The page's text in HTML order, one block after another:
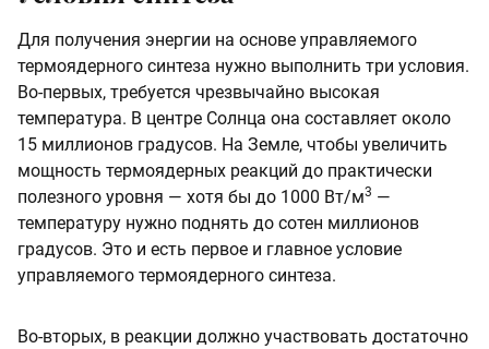
Для получения энергии на основе управляемого
термоядерного синтеза нужно выполнить три условия.
Во-первых, требуется чрезвычайно высокая
температура. В центре Солнца она составляет около
15 миллионов градусов. На Земле, чтобы увеличить
мощность термоядерных реакций до практически
полезного уровня — хотя бы до 1000 Вт/м3 —
температуру нужно поднять до сотен миллионов
градусов. Это и есть первое и главное условие
управляемого термоядерного синтеза.
Во-вторых, в реакции должно участвовать достаточно